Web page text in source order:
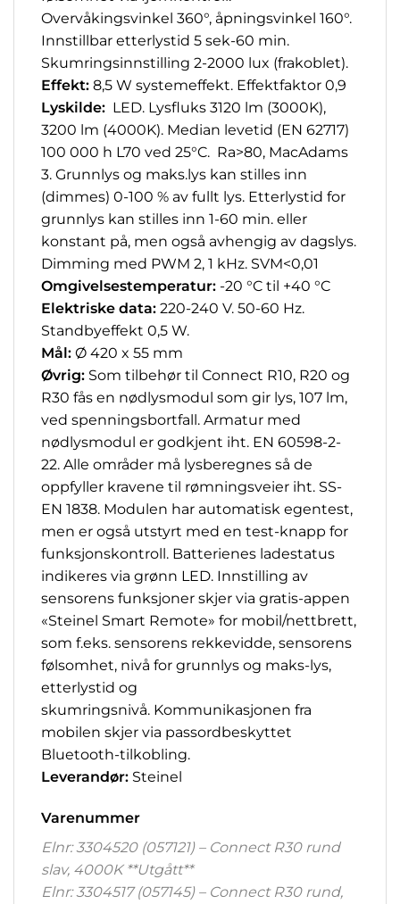
Overvåkingsvinkel 360°, åpningsvinkel 160°.
Innstillbar etterlystid 5 sek-60 min.
Skumringsinnstilling 2-2000 lux (frakoblet).
Effekt: 8,5 W systemeffekt. Effektfaktor 0,9
Lyskilde: LED. Lysfluks 3120 lm (3000K),
3200 lm (4000K). Median levetid (EN 62717)
100 000 h L70 ved 25°C. Ra>80, MacAdams
3. Grunnlys og maks.lys kan stilles inn
(dimmes) 0-100 % av fullt lys. Etterlystid for
grunnlys kan stilles inn 1-60 min. eller
konstant på, men også avhengig av dagslys.
Dimming med PWM 2, 1 kHz. SVM<0,01
Omgivelsestemperatur: -20 °C til +40 °C
Elektriske data: 220-240 V. 50-60 Hz.
Standbyeffekt 0,5 W.
Mål: Ø 420 x 55 mm
Øvrig: Som tilbehør til Connect R10, R20 og
R30 fås en nødlysmodul som gir lys, 107 lm,
ved spenningsbortfall. Armatur med
nødlysmodul er godkjent iht. EN 60598-2-
22. Alle områder må lysberegnes så de
oppfyller kravene til rømningsveier iht. SS-
EN 1838. Modulen har automatisk egentest,
men er også utstyrt med en test-knapp for
funksjonskontroll. Batterienes ladestatus
indikeres via grønn LED. Innstilling av
sensorens funksjoner skjer via gratis-appen
«Steinel Smart Remote» for mobil/nettbrett,
som f.eks. sensorens rekkevidde, sensorens
følsomhet, nivå for grunnlys og maks-lys,
etterlystid og
skumringsnivå. Kommunikasjonen fra
mobilen skjer via passordbeskyttet
Bluetooth-tilkobling.
Leverandør: Steinel
Varenummer
Elnr: 3304520 (057121) – Connect R30 rund
slav, 4000K **Utgått**
Elnr: 3304517 (057145) – Connect R30 rund,